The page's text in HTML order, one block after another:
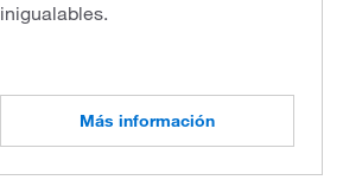
inigualables.
Más información